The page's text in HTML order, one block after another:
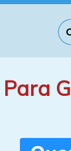
Para